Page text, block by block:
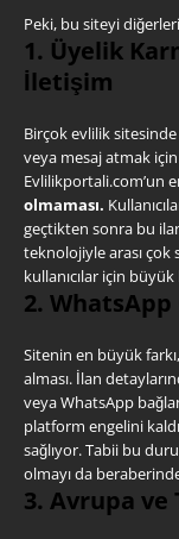
Peki, bu siteyi
1. Üyelik
İletişim
Birçok evlilik
veya mesaj atmak
Evlilikportali.com’un
olmaması.
geçtikten sonra bu
teknolojiyle arası çok
kullanıcılar için
2. WhatsApp
Sitenin en büyük
alması. İlan
veya WhatsApp
platform engelini
sağlıyor. Tabii bu
olmayı da
3. Avrupa ve